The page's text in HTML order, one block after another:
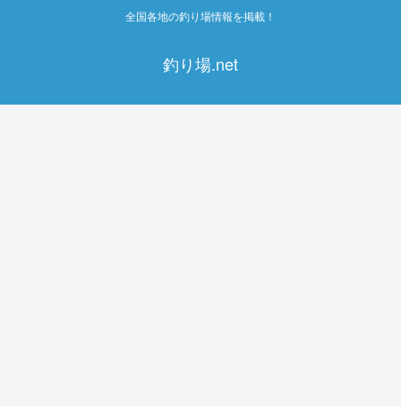
全国各地の釣り場情報を掲載！
釣り場.net